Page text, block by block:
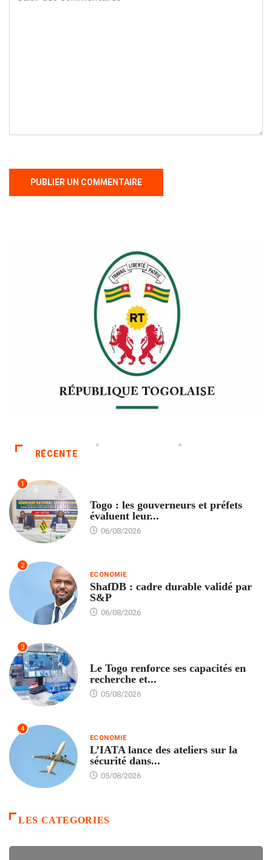
RÉCENTE
1
Togo : les gouverneurs et préfets
évaluent leur...
06/08/2026
2
ECONOMIE
ShafDB : cadre durable validé par
S&P
06/08/2026
3
Le Togo renforce ses capacités en
recherche et...
05/08/2026
4
ECONOMIE
L’IATA lance des ateliers sur la
sécurité dans...
05/08/2026
LES CATEGORIES